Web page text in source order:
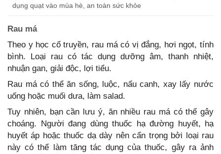
dụng quạt vào mùa hè, an toàn sức khỏe
Rau má
Theo y học cổ truyền, rau má có vị đắng, hơi ngọt, tính
bình. Loại rau có tác dụng dưỡng âm, thanh nhiệt,
nhuận gan, giải độc, lợi tiểu.
Rau má có thể ăn sống, luộc, nấu canh, xay lấy nước
uống hoặc muối dưa, làm salad.
Tuy nhiên, bạn cần lưu ý, ăn nhiều rau má có thể gây
choáng. Người đang dùng thuốc hạ đường huyết, hạ
huyết áp hoặc thuốc dạ dày nên cẩn trọng bởi loại rau
này có thể làm tăng tác dụng của thuốc, gây ra ảnh